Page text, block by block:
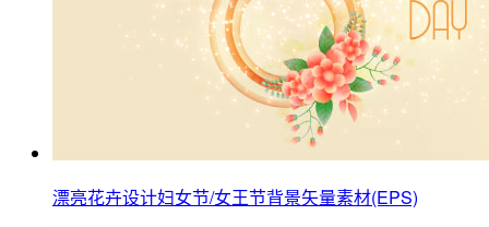
漂亮花卉设计妇女节/女王节背景矢量素材(EPS)